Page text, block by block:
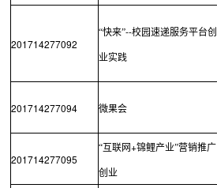
201714277092
“快来”--校园速递服务平台创
业实践
201714277094 微果会
201714277095
“互联网+锦鲤产业”营销推广
创业